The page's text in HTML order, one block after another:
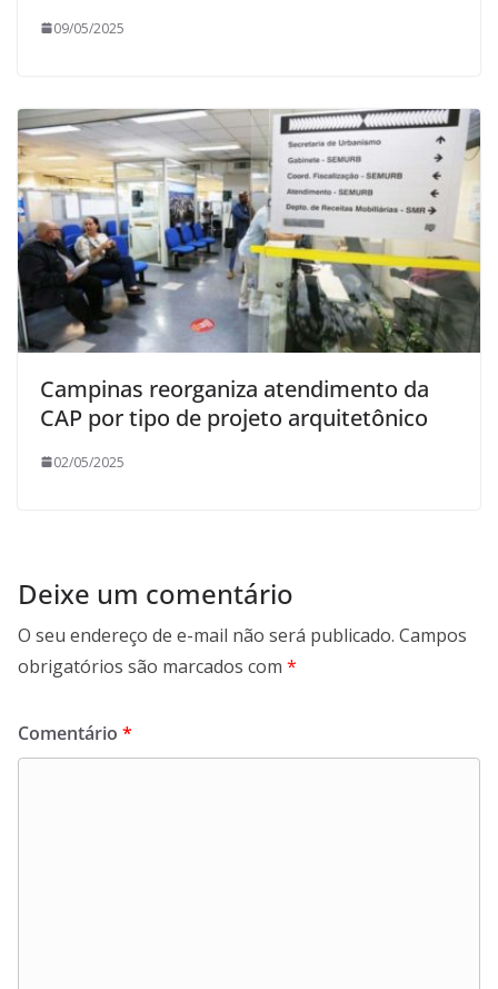
09/05/2025
Campinas reorganiza atendimento da
CAP por tipo de projeto arquitetônico
02/05/2025
Deixe um comentário
O seu endereço de e-mail não será publicado. Campos
obrigatórios são marcados com *
Comentário *